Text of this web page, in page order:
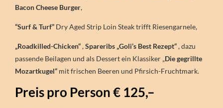
Bacon Cheese Burger,
“Surf & Turf” Dry Aged Strip Loin Steak trifft Riesengarnele,
„Roadkilled-Chicken“,Spareribs „Goli’s Best Rezept“, dazu
passende Beilagen und als Dessert ein Klassiker „Die gegrillte
Mozartkugel“ mit frischen Beeren und Pfirsich-Fruchtmark.
Preis pro Person € 125,–